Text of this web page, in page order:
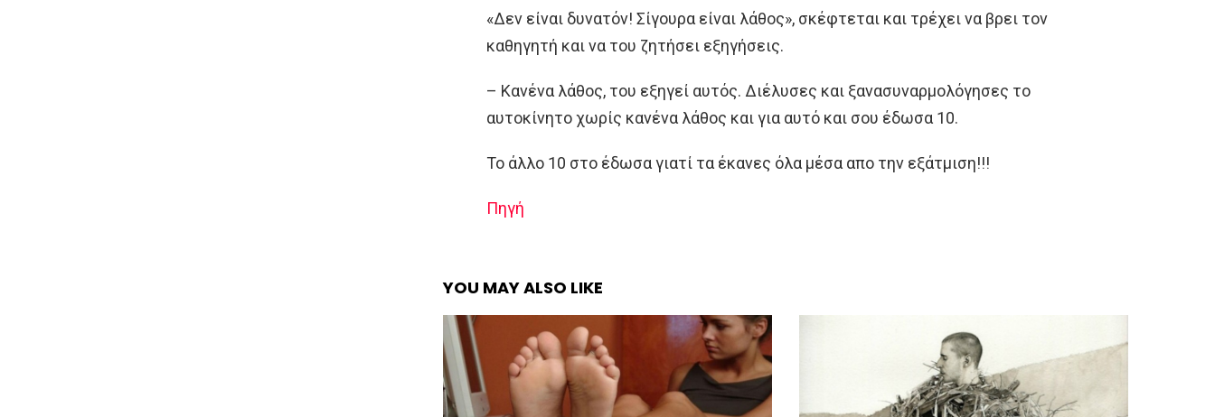
«Δεν είναι δυνατόν! Σίγουρα είναι λάθος», σκέφτεται και τρέχει να βρει τον
καθηγητή και να του ζητήσει εξηγήσεις.
– Κανένα λάθος, του εξηγεί αυτός. Διέλυσες και ξανασυναρμολόγησες το
αυτοκίνητο χωρίς κανένα λάθος και για αυτό και σου έδωσα 10.
Το άλλο 10 στο έδωσα γιατί τα έκανες όλα μέσα απo την εξάτμιση!!!
Πηγή
YOU MAY ALSO LIKE